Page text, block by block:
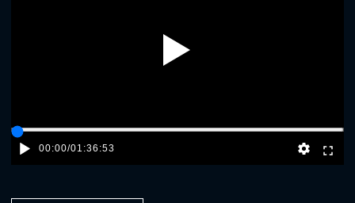
00:00/01:36:53